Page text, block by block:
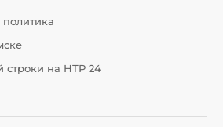
строки на НТР 24